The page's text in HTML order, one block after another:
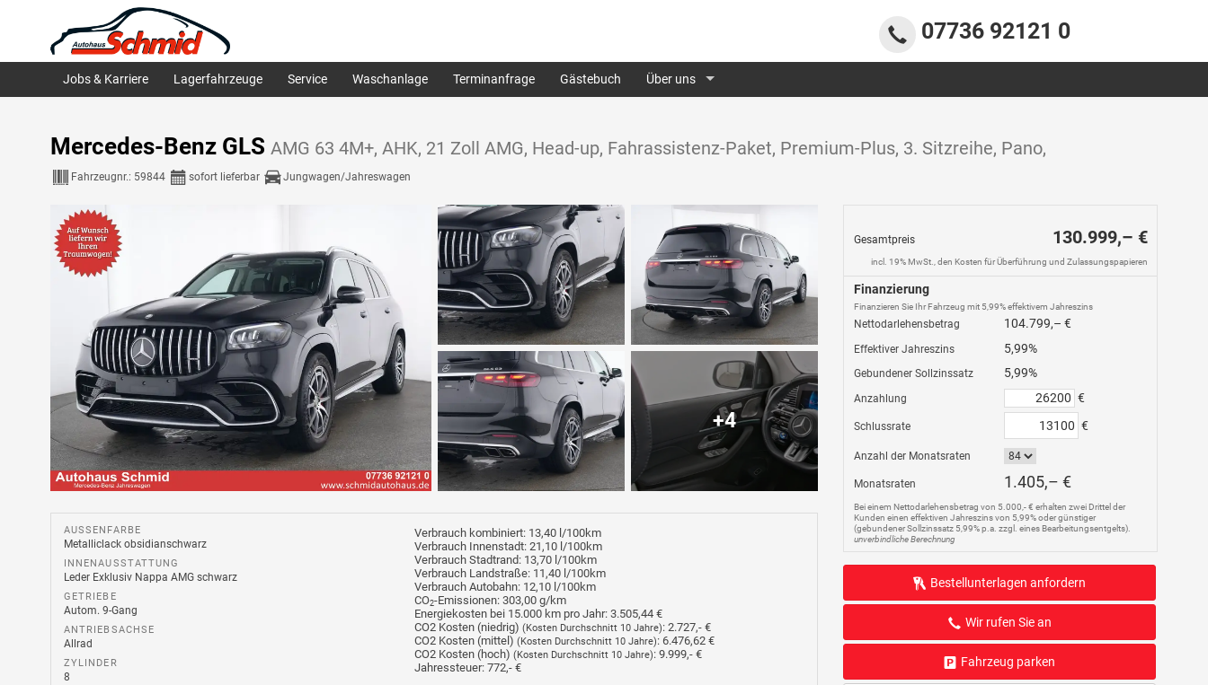
07736 92121 0
Jobs & Karriere Lagerfahrzeuge Service Waschanlage Terminanfrage Gästebuch Über uns
Mercedes-Benz GLS AMG 63 4M+, AHK, 21 Zoll AMG, Head-up, Fahrassistenz-Paket, Premium-Plus, 3. Sitzreihe, Pano,
Fahrzeugnr.: 59844 sofort lieferbar Jungwagen/Jahreswagen
Gesamtpreis 130.999,– €
incl. 19% MwSt., den Kosten für Überführung und Zulassungspapieren
Finanzierung
Finanzieren Sie Ihr Fahrzeug mit 5,99% effektivem Jahreszins
Nettodarlehensbetrag 104.799,– €
Effektiver Jahreszins 5,99%
Gebundener Sollzinssatz 5,99%
Anzahlung €
Schlussrate €
Anzahl der Monatsraten
Monatsraten 1.405,– €
Bei einem Nettodarlehensbetrag von 5.000,- € erhalten zwei Drittel der
Kunden einen effektiven Jahreszins von 5,99% oder günstiger
(gebundener Sollzinssatz 5,99% p.a. zzgl. eines Bearbeitungsentgelts).
unverbindliche Berechnung
Bestellunterlagen anfordern
Wir rufen Sie an
Fahrzeug parken
+4
AUSSENFARBE
Metalliclack obsidianschwarz
INNENAUSSTATTUNG
Leder Exklusiv Nappa AMG schwarz
GETRIEBE
Autom. 9-Gang
ANTRIEBSACHSE
Allrad
ZYLINDER
8
Verbrauch kombiniert: 13,40 l/100km
Verbrauch Innenstadt: 21,10 l/100km
Verbrauch Stadtrand: 13,70 l/100km
Verbrauch Landstraße: 11,40 l/100km
Verbrauch Autobahn: 12,10 l/100km
CO2-Emissionen: 303,00 g/km
Energiekosten bei 15.000 km pro Jahr: 3.505,44 €
CO2 Kosten (niedrig) (Kosten Durchschnitt 10 Jahre): 2.727,- €
CO2 Kosten (mittel) (Kosten Durchschnitt 10 Jahre): 6.476,62 €
CO2 Kosten (hoch) (Kosten Durchschnitt 10 Jahre): 9.999,- €
Jahressteuer: 772,- €